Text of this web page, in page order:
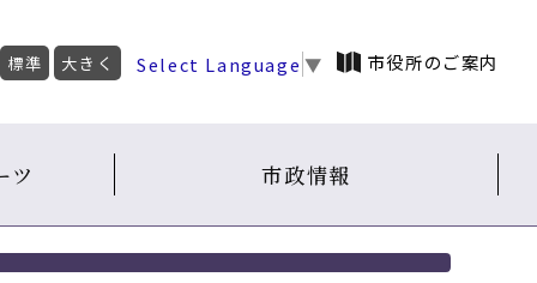
標準 大きく Select Language ▼ 市役所のご案内
ツ 市政情報